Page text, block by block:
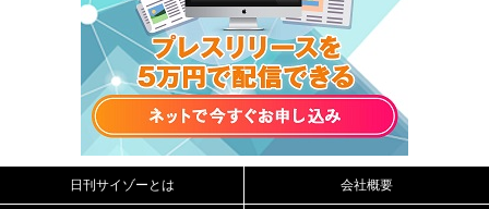
日刊サイゾーとは 会社概要